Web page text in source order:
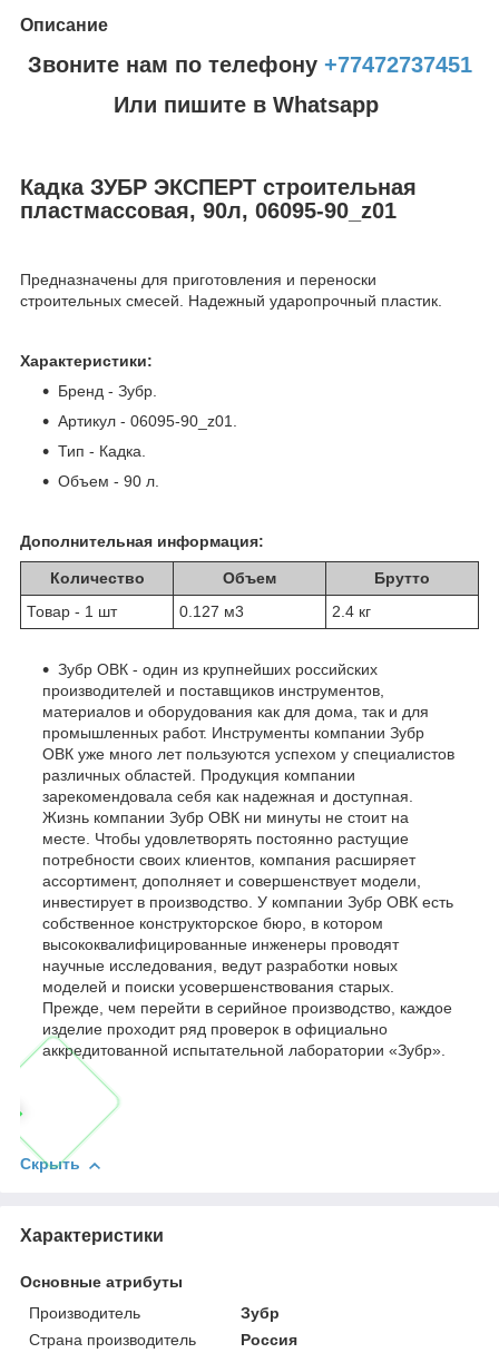
Описание
Звоните нам по телефону +77472737451
Или пишите в Whatsapp
Кадка ЗУБР ЭКСПЕРТ строительная
пластмассовая, 90л, 06095-90_z01
Предназначены для приготовления и переноски
строительных смесей. Надежный ударопрочный пластик.
Характеристики:
Бренд - Зубр.
Артикул - 06095-90_z01.
Тип - Кадка.
Объем - 90 л.
Дополнительная информация:
Количество Объем
Брутто
Товар - 1 шт
0.127 м3 2.4 кг
Зубр ОВК - один из крупнейших российских
производителей и поставщиков инструментов,
материалов и оборудования как для дома, так и для
промышленных работ. Инструменты компании Зубр
ОВК уже много лет пользуются успехом у специалистов
различных областей. Продукция компании
зарекомендовала себя как надежная и доступная.
Жизнь компании Зубр ОВК ни минуты не стоит на
месте. Чтобы удовлетворять постоянно растущие
потребности своих клиентов, компания расширяет
ассортимент, дополняет и совершенствует модели,
инвестирует в производство. У компании Зубр ОВК есть
собственное конструкторское бюро, в котором
высококвалифицированные инженеры проводят
научные исследования, ведут разработки новых
моделей и поиски усовершенствования старых.
Прежде, чем перейти в серийное производство, каждое
изделие проходит ряд проверок в официально
аккредитованной испытательной лаборатории «Зубр».
Скрыть
Характеристики
Основные атрибуты
Производитель
Зубр
Страна производитель
Россия